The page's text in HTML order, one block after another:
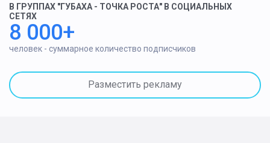
В ГРУППАХ "ГУБАХА - ТОЧКА РОСТА" В СОЦИАЛЬНЫХ
СЕТЯХ
8 000+
человек - суммарное количество подписчиков
Разместить рекламу